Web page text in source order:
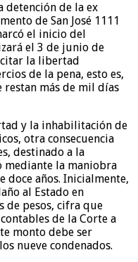
detención de la ex
de San José 1111
el inicio del
el 3 de junio de
la libertad
de la pena, esto es,
restan más de mil días
y la inhabilitación de
otra consecuencia
destinado a la
la maniobra
años. Inicialmente,
al Estado en
de pesos, cifra que
de la Corte a
monto debe ser
nueve condenados.